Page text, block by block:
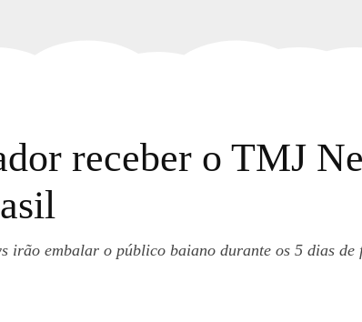
receber o TMJ
irão embalar o público baiano durante os 5 dias de